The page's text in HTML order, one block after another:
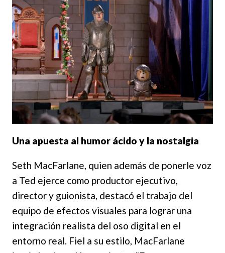
Una apuesta al humor ácido y la nostalgia
Seth MacFarlane, quien además de ponerle voz
a Ted ejerce como productor ejecutivo,
director y guionista, destacó el trabajo del
equipo de efectos visuales para lograr una
integración realista del oso digital en el
entorno real. Fiel a su estilo, MacFarlane